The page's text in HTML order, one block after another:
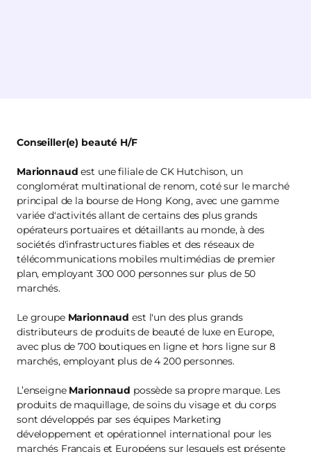
Conseiller(e) beauté H/F
Marionnaud est une filiale de CK Hutchison, un
conglomérat multinational de renom, coté sur le marché
principal de la bourse de Hong Kong, avec une gamme
variée d'activités allant de certains des plus grands
opérateurs portuaires et détaillants au monde, à des
sociétés d'infrastructures fiables et des réseaux de
télécommunications mobiles multimédias de premier
plan, employant 300 000 personnes sur plus de 50
marchés.
Le groupe Marionnaud est l'un des plus grands
distributeurs de produits de beauté de luxe en Europe,
avec plus de 700 boutiques en ligne et hors ligne sur 8
marchés, employant plus de 4 200 personnes.
L’enseigne Marionnaud possède sa propre marque. Les
produits de maquillage, de soins du visage et du corps
sont développés par ses équipes Marketing
développement et opérationnel international pour les
marchés Français et Européens sur lesquels est présente